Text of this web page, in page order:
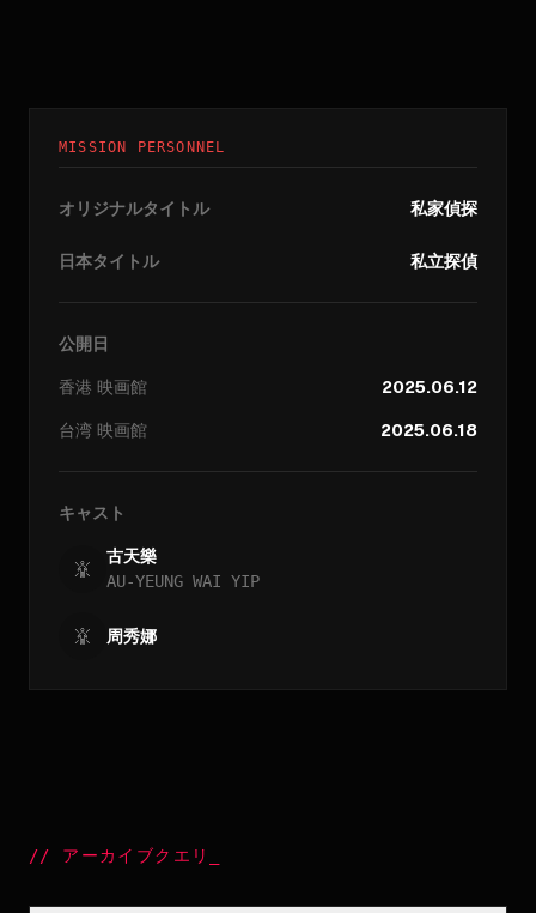
MISSION PERSONNEL
オリジナルタイトル 私家偵探
日本タイトル 私立探偵
公開日
香港 映画館
2025.06.12
台湾 映画館 2025.06.18
キャスト
古天樂
AU-YEUNG WAI YIP
周秀娜
// アーカイブクエリ